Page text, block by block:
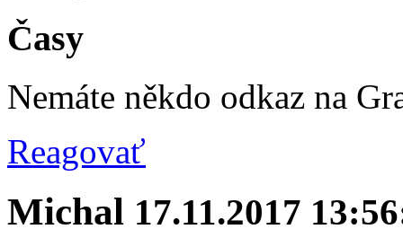
Časy
Nemáte někdo odkaz na
Reagovať
Michal 17.11.2017